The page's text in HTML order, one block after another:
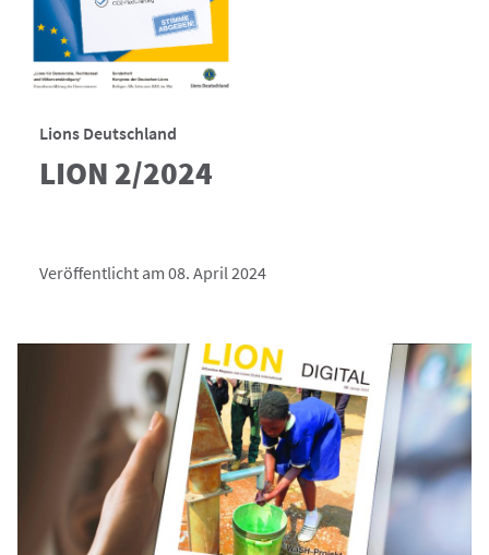
Lions Deutschland
LION 2/2024
Veröffentlicht am 08. April 2024